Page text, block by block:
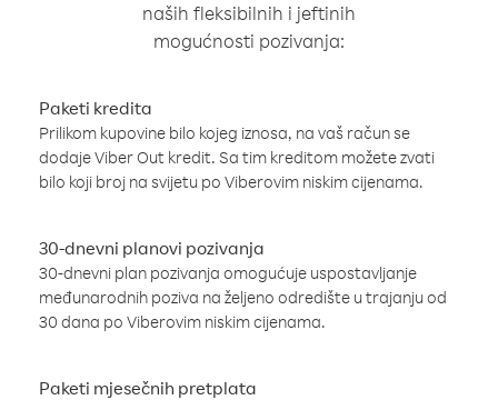
naših fleksibilnih i jeftinih
mogućnosti pozivanja:
Paketi kredita
Prilikom kupovine bilo kojeg iznosa, na vaš račun se
dodaje Viber Out kredit. Sa tim kreditom možete zvati
bilo koji broj na svijetu po Viberovim niskim cijenama.
30-dnevni planovi pozivanja
30-dnevni plan pozivanja omogućuje uspostavljanje
međunarodnih poziva na željeno odredište u trajanju od
30 dana po Viberovim niskim cijenama.
Paketi mjesečnih pretplata